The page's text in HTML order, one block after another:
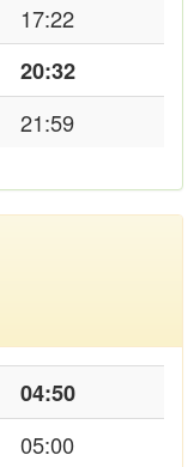
17:22
20:32
21:59
04:50
05:00